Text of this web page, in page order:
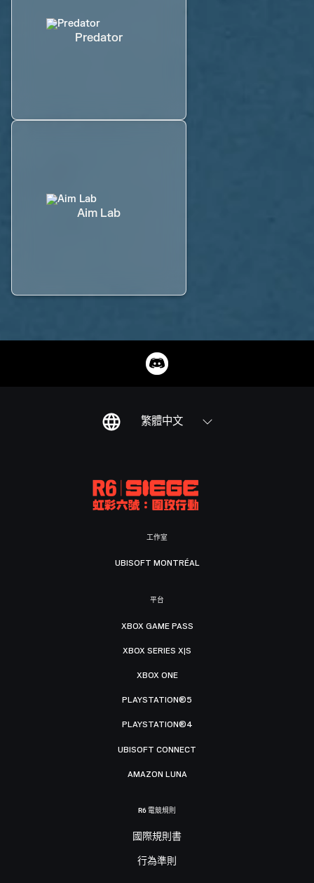
Predator
Aim Lab
繁體中文
工作室
UBISOFT MONTRÉAL
平台
XBOX GAME PASS
XBOX SERIES X|S
XBOX ONE
PLAYSTATION®5
PLAYSTATION®4
UBISOFT CONNECT
AMAZON LUNA
R6 電競規則
國際規則書
行為準則